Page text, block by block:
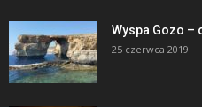
Wyspa Gozo –
25 czerwca 2019